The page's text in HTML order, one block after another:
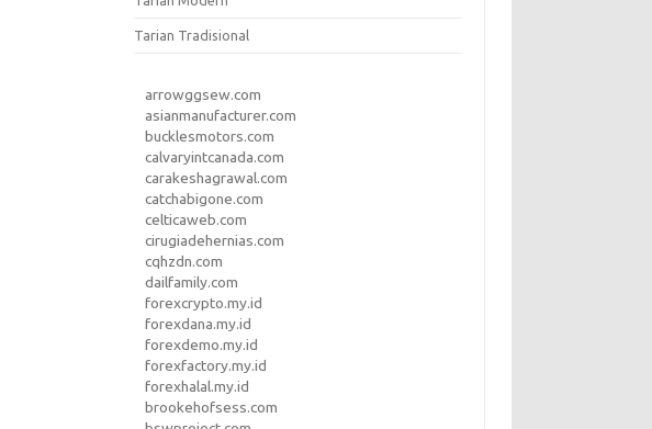
Tarian Tradisional
arrowggsew.com
asianmanufacturer.com
bucklesmotors.com
calvaryintcanada.com
carakeshagrawal.com
catchabigone.com
celticaweb.com
cirugiadehernias.com
cqhzdn.com
dailfamily.com
forexcrypto.my.id
forexdana.my.id
forexdemo.my.id
forexfactory.my.id
forexhalal.my.id
brookehofsess.com